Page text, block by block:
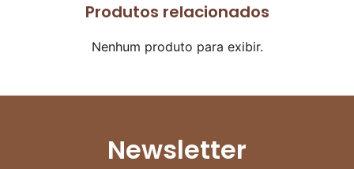
Produtos relacionados
Nenhum produto para exibir.
Newsletter